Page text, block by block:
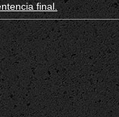
final.